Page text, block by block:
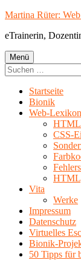
Springe
Inhalt
Martina Rüter:
eTrainerin,
Primäres
Menü
Menü
Suchen
nach:
Startseite
Bionik
Web-Lexikon
CSS-
Vita
Werke
Impressum
Datenschutz
Virtuelles
Bionik-
50 Tipps für